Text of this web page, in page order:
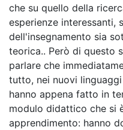
che su quello della
esperienze interessanti,
dell'insegnamento sia
teorica.. Però di questo
parlare che
tutto, nei nuovi
hanno appena fatto in
modulo didattico che si
apprendimento: hanno